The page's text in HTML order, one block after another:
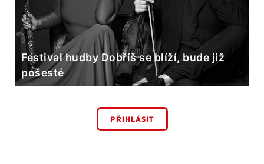
Festival hudby Dobříš se blíží, bude již
pošesté
PŘIHLÁSIT